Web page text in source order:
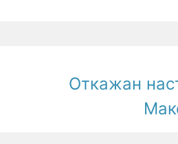
Откажан